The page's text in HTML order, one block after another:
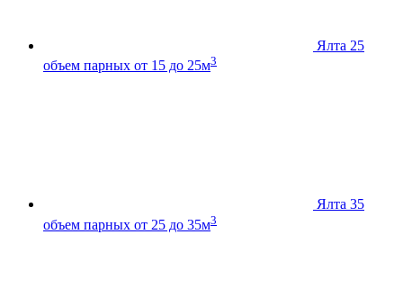
Ялта 25
объем парных от 15 до 25м3
Ялта 35
объем парных от 25 до 35м3